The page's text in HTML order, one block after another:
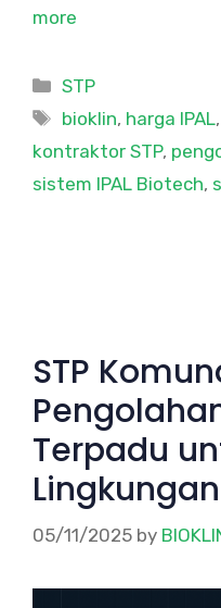
more
Categories
STP
Tags
bioklin, harga IPAL,
kontraktor STP,
sistem IPAL Biotech,
STP
Terpadu
05/11/2025 by